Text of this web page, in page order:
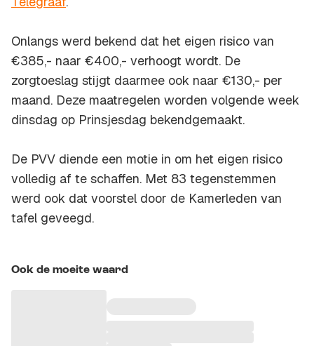
Onlangs werd bekend dat het eigen risico van
€385,- naar €400,- verhoogt wordt. De
zorgtoeslag stijgt daarmee ook naar €130,- per
maand. Deze maatregelen worden volgende week
dinsdag op Prinsjesdag bekendgemaakt.
De PVV diende een motie in om het eigen risico
volledig af te schaffen. Met 83 tegenstemmen
werd ook dat voorstel door de Kamerleden van
tafel geveegd.
Ook de moeite waard